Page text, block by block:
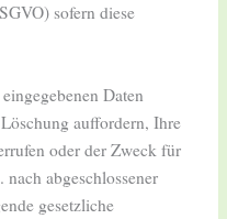
sofern diese
Daten
auffordern, Ihre
oder der Zweck für
abgeschlossener
gesetzliche